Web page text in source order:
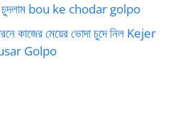
চুদলাম bou ke chodar golpo
কাজের মেয়ের ভোদা চুদে নিল Kejer
Golpo